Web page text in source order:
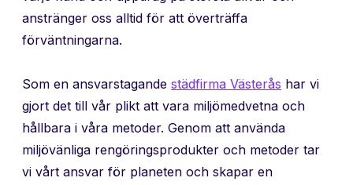
anstränger oss alltid för att överträffa
förväntningarna.
Som en ansvarstagande städfirma Västerås har vi
gjort det till vår plikt att vara miljömedvetna och
hållbara i våra metoder. Genom att använda
miljövänliga rengöringsprodukter och metoder tar
vi vårt ansvar för planeten och skapar en